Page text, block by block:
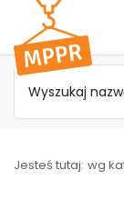
Przejdź do
menu
głównego
Jesteś tutaj: wg